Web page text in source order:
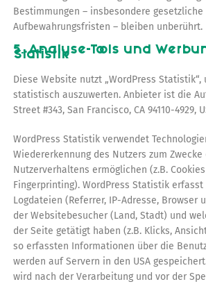
Bestimmungen – insbesondere gesetzliche
Aufbewahrungsfristen – bleiben unberührt.
5. Analyse-Tools und
Statistik
Diese Website nutzt „WordPress
statistisch auszuwerten. Anbieter ist die
Street #343, San Francisco, CA 94110-4929,
WordPress Statistik verwendet
Wiedererkennung des Nutzers zum
Nutzerverhaltens ermöglichen (z.B.
Fingerprinting). WordPress Statistik erfasst
Logdateien (Referrer, IP-Adresse, Browser
der Websitebesucher (Land, Stadt) und
der Seite getätigt haben (z.B. Klicks,
so erfassten Informationen über die
werden auf Servern in den USA
wird nach der Verarbeitung und vor der